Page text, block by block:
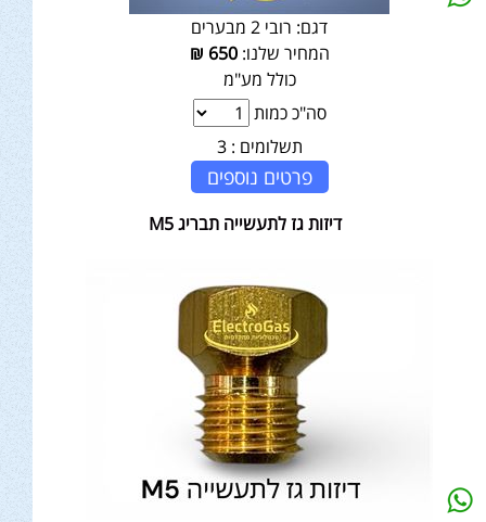
דגם: רובי 2 מבערים
המחיר שלנו:650
₪
כולל מע"מ
סה"כ כמות
תשלומים : 3
פרטים נוספים
דיזות גז לתעשייה תבריג M5